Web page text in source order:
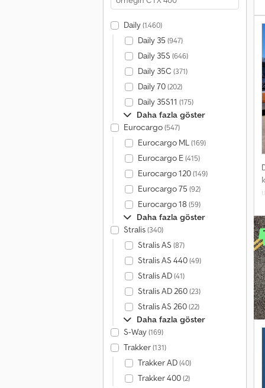
Daily(1.460)
Daily 35 (947)
Daily 35S (646)
Daily 35C (371)
Daily 70(202)
Daily 35S11 (175)
Daha fazla göster
Eurocargo(547)
Eurocargo ML(169)
Eurocargo E(415)
Eurocargo 120(149)
Eurocargo 75 (92)
Eurocargo 18 (59)
Daha fazla göster
Stralis(340)
Stralis AS (87)
Stralis AS 440(49)
Stralis AD(41)
Stralis AD 260(23)
Stralis AS 260(22)
Daha fazla göster
S-Way(169)
Trakker(131)
Trakker AD(40)
Trakker 400(2)